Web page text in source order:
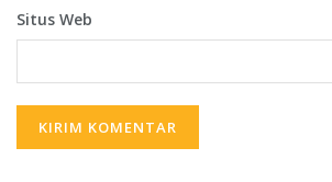
Situs Web